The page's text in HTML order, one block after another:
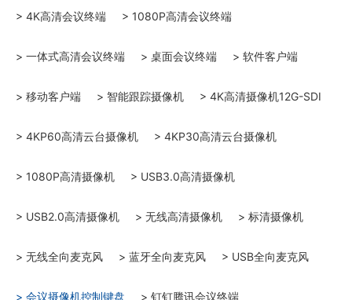
> 4K高清会议终端 > 1080P高清会议终端
> 一体式高清会议终端 > 桌面会议终端 > 软件客户端
> 移动客户端 > 智能跟踪摄像机 > 4K高清摄像机12G-SDI
> 4KP60高清云台摄像机 > 4KP30高清云台摄像机
> 1080P高清摄像机 > USB3.0高清摄像机
> USB2.0高清摄像机 > 无线高清摄像机 > 标清摄像机
> 无线全向麦克风 > 蓝牙全向麦克风 > USB全向麦克风
> 会议摄像机控制键盘
> 钉钉腾讯会议终端